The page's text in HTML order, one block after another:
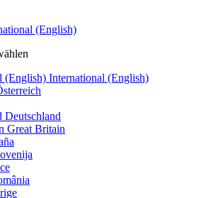
(English)
International (English)
Deutschland
Great Britain